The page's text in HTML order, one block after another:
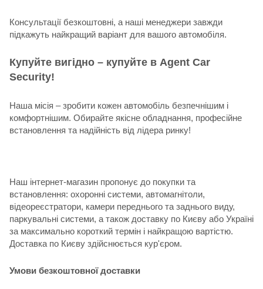
Консультації безкоштовні, а наші менеджери завжди
підкажуть найкращий варіант для вашого автомобіля.
Купуйте вигідно – купуйте в Agent Car
Security!
Наша місія – зробити кожен автомобіль безпечнішим і
комфортнішим. Обирайте якісне обладнання, професійне
встановлення та надійність від лідера ринку!
Наш інтернет-магазин пропонує до покупки та
встановлення: охоронні системи, автомагнітоли,
відеореєстратори, камери переднього та заднього виду,
паркувальні системи, а також доставку по Києву або Україні
за максимально короткий термін і найкращою вартістю.
Доставка по Києву здійснюється кур'єром.
Умови безкоштовної доставки